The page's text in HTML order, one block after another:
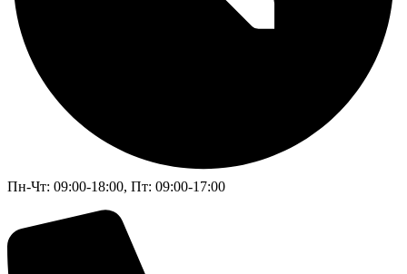
Пн-Чт: 09:00-18:00, Пт: 09:00-17:00